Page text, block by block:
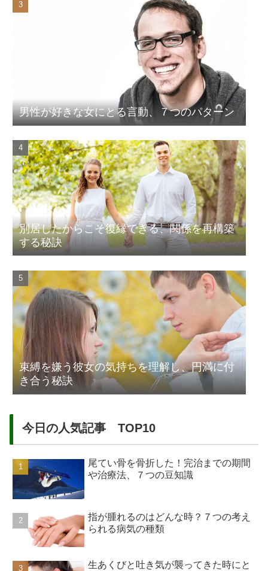
男性が好きな女にとる言動、７つのパターン
別居したからこそ復縁できる、関係を再構築
する秘訣
束縛を嫌う彼女の気持ちを理解し、円満に付
き合う秘訣
今日の人気記事 TOP10
尾てい骨を骨折した！完治までの期間
や治療法、７つの豆知識
指が腫れるのはどんな時？７つの考え
られる病気の種類
生あくびと吐き気が襲ってきた時にと